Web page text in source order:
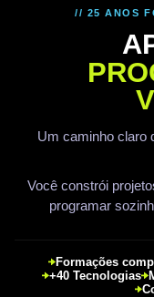
// 25 ANOS
Um caminho claro
Você constrói
programar
Formações
+40 Tecnologias